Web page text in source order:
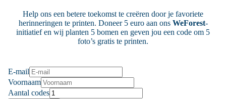
Help ons een betere toekomst te creëren door je favoriete
herinneringen te printen. Doneer 5 euro aan ons WeForest-
initiatief en wij planten 5 bomen en geven jou een code om 5
foto’s gratis te printen.
E-mail
Voornaam
Aantal codes